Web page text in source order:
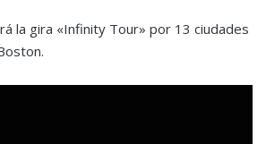
la gira «Infinity Tour» por 13 ciudades